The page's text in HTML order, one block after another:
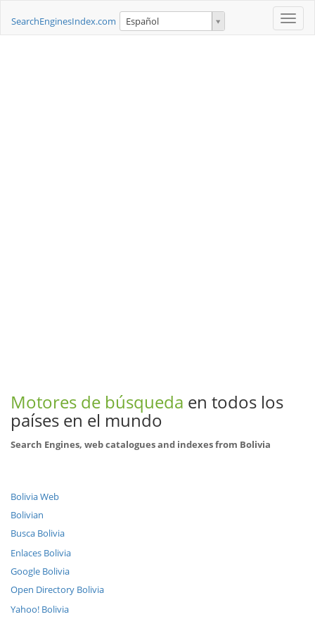
Toggle
SearchEnginesIndex.com Español
Motores de búsqueda en todos los
países en el mundo
Search Engines, web catalogues and indexes from Bolivia
Bolivia Web
Bolivian
Busca Bolivia
Enlaces Bolivia
Google Bolivia
Open Directory Bolivia
Yahoo! Bolivia